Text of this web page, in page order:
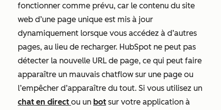
fonctionner comme prévu, car le contenu du site
web d’une page unique est mis à jour
dynamiquement lorsque vous accédez à d’autres
pages, au lieu de recharger. HubSpot ne peut pas
détecter la nouvelle URL de page, ce qui peut faire
apparaître un mauvais chatflow sur une page ou
l’empêcher d’apparaître du tout. Si vous utilisez un
chat en direct ou un bot sur votre application à